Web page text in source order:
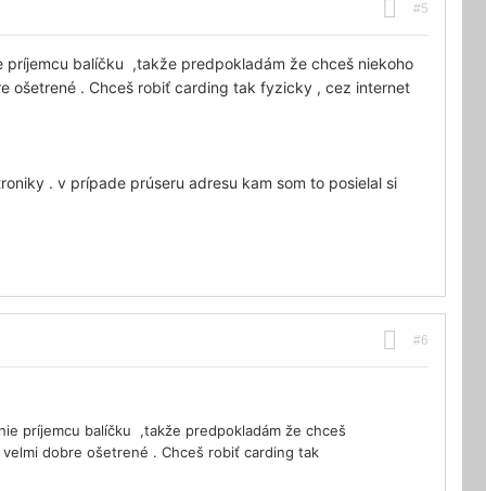
#5
príjemcu balíčku ,takže predpokladám že chceš niekoho
ošetrené . Chceš robiť carding tak fyzicky , cez internet
. v prípade prúseru adresu kam som to posielal si
#6
príjemcu balíčku ,takže predpokladám že chceš
dobre ošetrené . Chceš robiť carding tak